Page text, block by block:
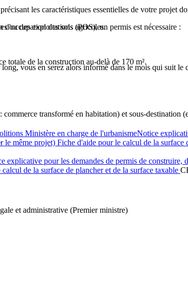
des sols (POS), un permis est nécessaire :
totale de la construction au-delà de 170 m².
transformé en habitation) et sous-destination
les caractéristiques essentielles de votre projet
ou des exploitations agricoles.
vous en serez alors informé dans le mois qui suit le
Ministère en charge de l'urbanismeNotice
même projet) Fiche d'aide pour le calcul de la surface
pour les demandes de permis de construire,
de la surface de plancher et de la surface taxable
et administrative (Premier ministre)